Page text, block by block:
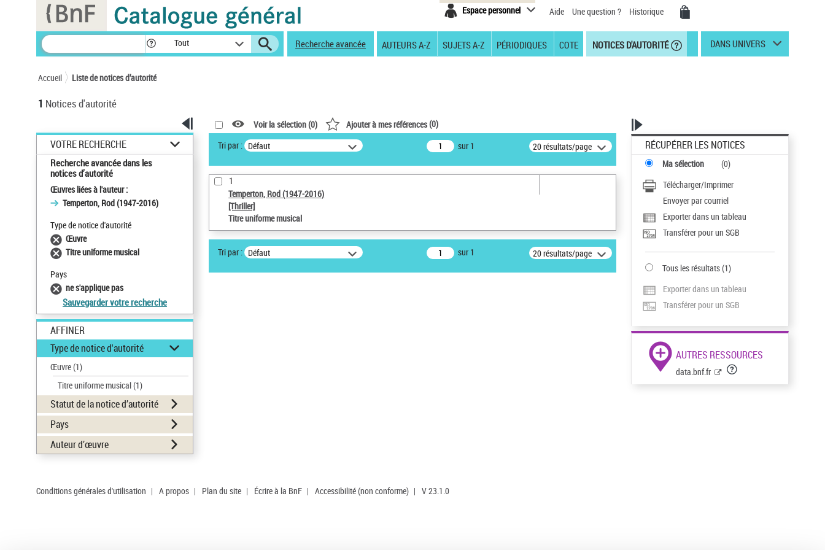
Espace personnel Aide Une question ? Historique
Tout Recherche avancée AUTEURS A-Z SUJETS A-Z PÉRIODIQUES COTE NOTICES D'AUTORITÉ DANS UNIVERS
Accueil Liste de notices d’autorité
1 Notices d'autorité
VOTRE RECHERCHE
Recherche avancée dans les
notices d’autorité
Œuvres liées à l'auteur :
Temperton, Rod (1947-2016)
Type de notice d'autorité
Œuvre
Titre uniforme musical
Pays
ne s'applique pas
Sauvegarder votre recherche
AFFINER
Type de notice d'autorité
Œuvre(1)
Titre uniforme musical(1)
Statut de la notice d’autorité
Pays
Auteur d’œuvre
Voir la sélection (0) Ajouter à mes références(0)
Tri par : Défaut sur 1 20 résultats/page
1
Temperton, Rod (1947-2016)
[Thriller]
Titre uniforme musical
Tri par : Défaut sur 1 20 résultats/page
RÉCUPÉRER LES NOTICES
Ma sélection (0)
Télécharger/Imprimer
Envoyer par courriel
Exporter dans un tableau
Transférer pour un SGB
Tous les résultats(1)
Exporter dans un tableau
Transférer pour un SGB
AUTRES RESSOURCES
data.bnf.fr
Conditions générales d'utilisation | A propos | Plan du site | Écrire à la BnF | Accessibilité (non conforme) | V 23.1.0
Panneau de gestion des cookies